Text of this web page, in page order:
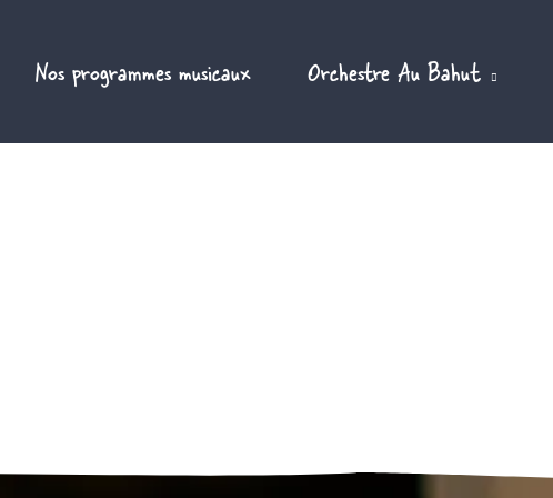
Nos programmes musicaux Orchestre Au Bahut